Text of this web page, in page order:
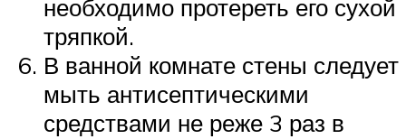
необходимо протереть его сухой
тряпкой.
В ванной комнате стены следует
мыть антисептическими
средствами не реже 3 раз в